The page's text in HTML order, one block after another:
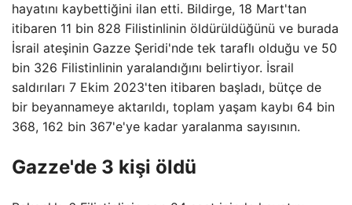
hayatını kaybettiğini ilan etti. Bildirge, 18 Mart'tan
itibaren 11 bin 828 Filistinlinin öldürüldüğünü ve burada
İsrail ateşinin Gazze Şeridi'nde tek taraflı olduğu ve 50
bin 326 Filistinlinin yaralandığını belirtiyor. İsrail
saldırıları 7 Ekim 2023'ten itibaren başladı, bütçe de
bir beyannameye aktarıldı, toplam yaşam kaybı 64 bin
368, 162 bin 367'e'ye kadar yaralanma sayısının.
Gazze'de 3 kişi öldü